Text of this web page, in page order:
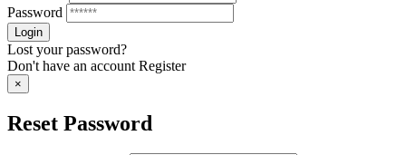
Password
Lost your password?
Don't have an account Register
×
Reset Password